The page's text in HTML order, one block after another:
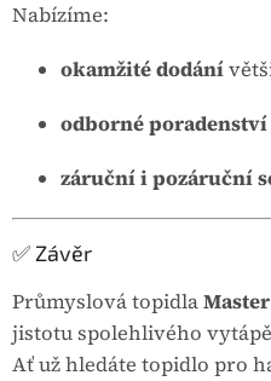
Nabízíme:
okamžité dodání
odborné
záruční i pozáruční
✅ Závěr
Průmyslová topidlaMaster
jistotu spolehlivého
Ať už hledáte topidlo pro